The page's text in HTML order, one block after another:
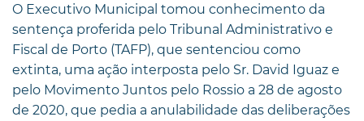
O Executivo Municipal tomou conhecimento da
sentença proferida pelo Tribunal Administrativo e
Fiscal de Porto (TAFP), que sentenciou como
extinta, uma ação interposta pelo Sr. David Iguaz e
pelo Movimento Juntos pelo Rossio a 28 de agosto
de 2020, que pedia a anulabilidade das deliberações